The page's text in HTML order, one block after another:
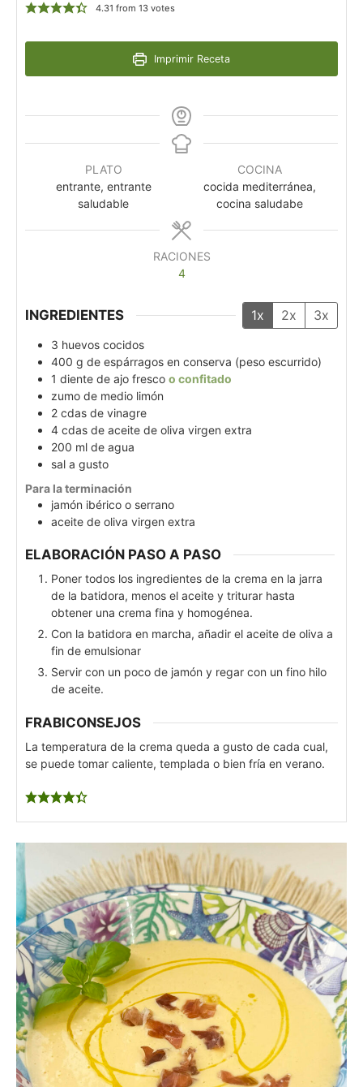
4.31 from 13votes
Imprimir Receta
PLATO
entrante, entrante
saludable
COCINA
cocida mediterránea,
cocina saludabe
RACIONES
4
INGREDIENTES 1x 2x 3x
3 huevos cocidos
400 g de espárragos en conserva (peso escurrido)
1 diente de ajo fresco o confitado
zumo de medio limón
2 cdas de vinagre
4 cdas de aceite de oliva virgen extra
200 ml de agua
sal a gusto
Para la terminación
jamón ibérico o serrano
aceite de oliva virgen extra
ELABORACIÓN PASO A PASO
Poner todos los ingredientes de la crema en la jarra
de la batidora, menos el aceite y triturar hasta
obtener una crema fina y homogénea.
Con la batidora en marcha, añadir el aceite de oliva a
fin de emulsionar
Servir con un poco de jamón y regar con un fino hilo
de aceite.
FRABICONSEJOS
La temperatura de la crema queda a gusto de cada cual,
se puede tomar caliente, templada o bien fría en verano.